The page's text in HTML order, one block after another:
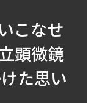
こなせ
顕微鏡
た思い